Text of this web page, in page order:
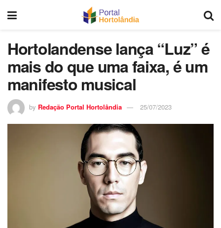
Hortolandense lança “Luz” é
mais do que uma faixa, é um
manifesto musical
by Redação Portal Hortolândia 25/07/2023